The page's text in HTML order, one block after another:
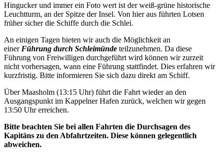
Hingucker und immer ein Foto wert ist der weiß-grüne historische
Leuchtturm, an der Spitze der Insel. Von hier aus führten Lotsen
früher sicher die Schiffe durch die Schlei.
An einigen Tagen bieten wir auch die Möglichkeit an
einer Führung durch Schleimünde teilzunehmen. Da diese
Führung von Freiwilligen durchgeführt wird können wir zurzeit
nicht vorhersagen, wann eine Führung stattfindet. Dies erfahren wir
kurzfristig. Bitte informieren Sie sich dazu direkt am Schiff.
Über Maasholm (13:15 Uhr) führt die Fahrt wieder an den
Ausgangspunkt im Kappelner Hafen zurück, welchen wir gegen
13:50 Uhr erreichen.
Bitte beachten Sie bei allen Fahrten die Durchsagen des
Kapitäns zu den Abfahrtzeiten. Diese können gelegentlich
abweichen.